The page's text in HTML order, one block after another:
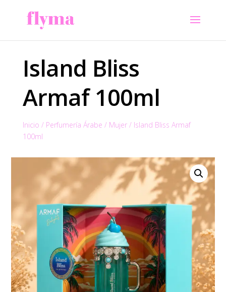
Island Bliss
Armaf 100ml
Inicio / Perfumería Árabe / Mujer/ Island Bliss Armaf
100ml